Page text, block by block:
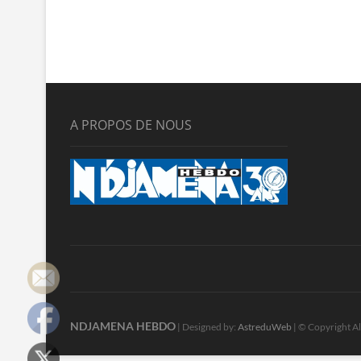
A PROPOS DE NOUS
NDJAMENA HEBDO | Designed by: AstreduWeb | © Copyright